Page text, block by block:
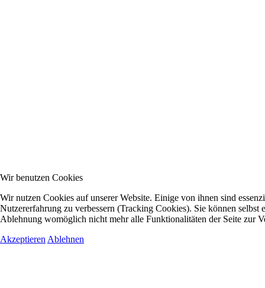
Wir benutzen Cookies
Wir nutzen Cookies auf unserer Website. Einige von ihnen sind
Nutzererfahrung zu verbessern (Tracking Cookies). Sie können selbst
Ablehnung womöglich nicht mehr alle Funktionalitäten der Seite zur
Akzeptieren Ablehnen